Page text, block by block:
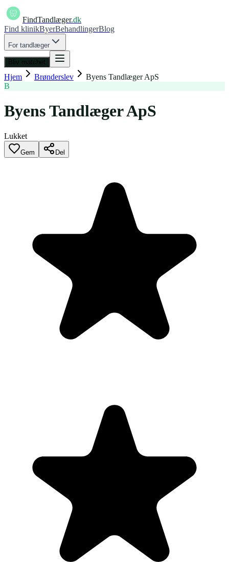
FindTandlæger.dk
Find klinikByerBehandlingerBlog
For tandlæger
Bliv matchet
Hjem Brønderslev
Byens Tandlæger ApS
B
Byens Tandlæger ApS
Lukket
Gem Del